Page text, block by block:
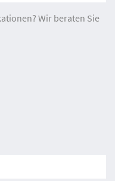
Wir beraten Sie